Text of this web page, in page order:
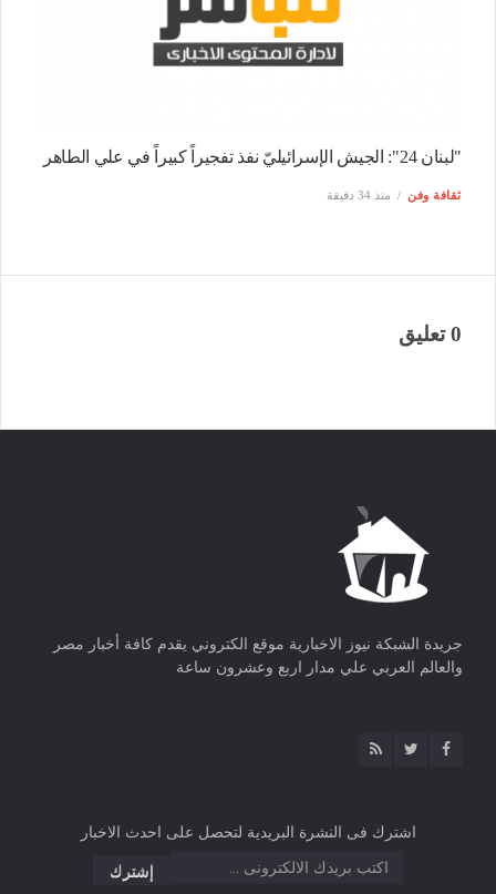
"لبنان 24": الجيش الإسرائيليّ نفذ تفجيراً كبيراً في علي الطاهر
ثقافة وفن منذ 34 دقيقة
0 تعليق
جريدة الشبكة نيوز الاخبارية موقع الكتروني يقدم كافة أخبار مصر
والعالم العربي علي مدار اربع وعشرون ساعة
اشترك فى النشرة البريدية لتحصل على احدث الاخبار